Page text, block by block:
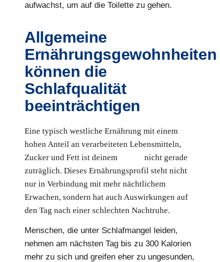
aufwachst, um auf die Toilette zu gehen.
Allgemeine
Ernährungsgewohnheiten
können die
Schlafqualität
beeinträchtigen
Eine typisch westliche Ernährung mit einem
hohen Anteil an verarbeiteten Lebensmitteln,
Zucker und Fett ist deinem
nicht gerade
zuträglich. Dieses Ernährungsprofil steht nicht
nur in Verbindung mit mehr nächtlichem
Erwachen, sondern hat auch Auswirkungen auf
den Tag nach einer schlechten Nachtruhe.
Menschen, die unter Schlafmangel leiden,
nehmen am nächsten Tag bis zu 300 Kalorien
mehr zu sich und greifen eher zu ungesunden,